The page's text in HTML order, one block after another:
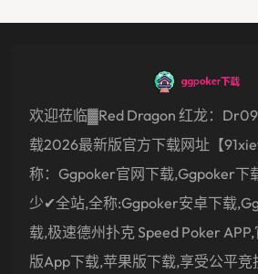
欢迎莅临▓Red Dragon 红龙：
载2026最新版官方下载网址【
称：ggpoker官网下载,ggpoker下
少✔全站,全称:ggpoker安卓下载
载,极速德州扑克 Speed Poker
版app下载,苹果版下载,享受公平